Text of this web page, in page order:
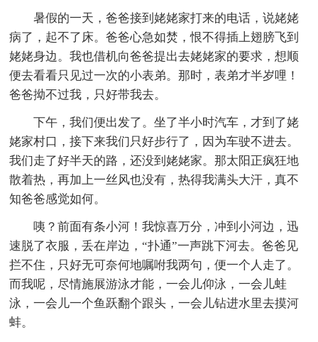
暑假的一天，爸爸接到姥姥家打来的电话，说姥姥
病了，起不了床。爸爸心急如焚，恨不得插上翅膀飞到
姥姥身边。我也借机向爸爸提出去姥姥家的要求，想顺
便去看看只见过一次的小表弟。那时，表弟才半岁哩！
爸爸拗不过我，只好带我去。
下午，我们便出发了。坐了半小时汽车，才到了姥
姥家村口，接下来我们只好步行了，因为车驶不进去。
我们走了好半天的路，还没到姥姥家。那太阳正疯狂地
散着热，再加上一丝风也没有，热得我满头大汗，真不
知爸爸感觉如何。
咦？前面有条小河！我惊喜万分，冲到小河边，迅
速脱了衣服，丢在岸边，“扑通”一声跳下河去。爸爸见
拦不住，只好无可奈何地嘱咐我两句，便一个人走了。
而我呢，尽情施展游泳才能，一会儿仰泳，一会儿蛙
泳，一会儿一个鱼跃翻个跟头，一会儿钻进水里去摸河
蚌。